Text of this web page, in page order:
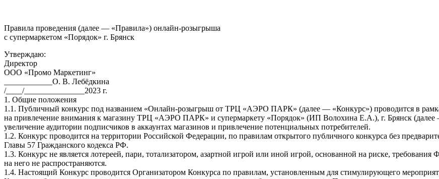
Правила проведения (далее — «Правила») онлайн-розыгрыша
с супермаркетом «Порядок» г. Брянск
Утверждаю:
Директор
ООО «Промо Маркетинг»
____________О. В. Лебёдкина
/____/_______________2023 г.
1. Общие положения
1.1. Публичный конкурс под названием «Онлайн-розыгрыш от ТРЦ «АЭРО ПАРК» (далее — «Конкурс») проводится в
на привлечение внимания к магазину ТРЦ «АЭРО ПАРК» и супермаркету «Порядок» (ИП Волохина Е.А.), г. Брянск
увеличение аудитории подписчиков в аккаунтах магазинов и привлечение потенциальных потребителей.
1.2. Конкурс проводится на территории Российской Федерации, по правилам открытого публичного конкурса без
Главы 57 Гражданского кодекса РФ.
1.3. Конкурс не является лотереей, пари, тотализатором, азартной игрой или иной игрой, основанной на риске,
на него не распространяются.
1.4. Настоящий Конкурс проводится Организатором Конкурса по правилам, установленным для стимулирующего